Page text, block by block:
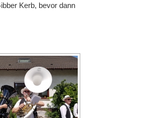
Kerb, bevor dann